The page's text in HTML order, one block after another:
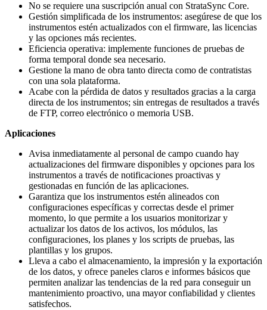
No se requiere una suscripción anual con StrataSync Core.
Gestión simplificada de los instrumentos: asegúrese de que los
instrumentos estén actualizados con el firmware, las licencias
y las opciones más recientes.
Eficiencia operativa: implemente funciones de pruebas de
forma temporal donde sea necesario.
Gestione la mano de obra tanto directa como de contratistas
con una sola plataforma.
Acabe con la pérdida de datos y resultados gracias a la carga
directa de los instrumentos; sin entregas de resultados a través
de FTP, correo electrónico o memoria USB.
Aplicaciones
Avisa inmediatamente al personal de campo cuando hay
actualizaciones del firmware disponibles y opciones para los
instrumentos a través de notificaciones proactivas y
gestionadas en función de las aplicaciones.
Garantiza que los instrumentos estén alineados con
configuraciones específicas y correctas desde el primer
momento, lo que permite a los usuarios monitorizar y
actualizar los datos de los activos, los módulos, las
configuraciones, los planes y los scripts de pruebas, las
plantillas y los grupos.
Lleva a cabo el almacenamiento, la impresión y la exportación
de los datos, y ofrece paneles claros e informes básicos que
permiten analizar las tendencias de la red para conseguir un
mantenimiento proactivo, una mayor confiabilidad y clientes
satisfechos.